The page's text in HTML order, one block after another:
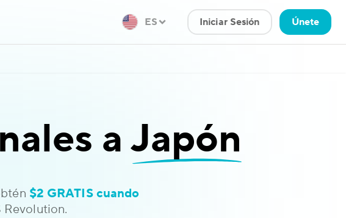
ES Iniciar Sesión Únete
aJapón
$2 GRATIS cuando
Revolution.